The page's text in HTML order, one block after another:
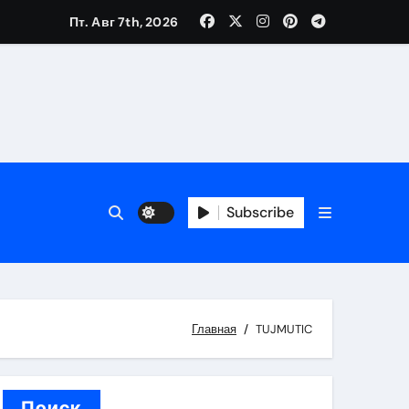
ресниц и депиляции
и обустройства мест отдыха
Пт. Авг 7th, 2026
Subscribe
Главная TUJMUTIC